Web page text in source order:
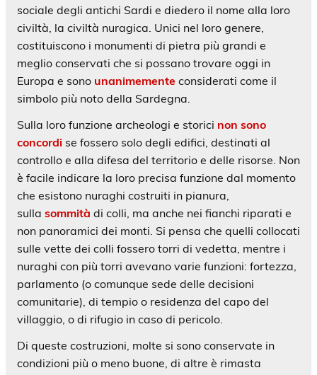
sociale degli antichi Sardi e diedero il nome alla loro
civiltà, la civiltà nuragica. Unici nel loro genere,
costituiscono i monumenti di pietra più grandi e
meglio conservati che si possano trovare oggi in
Europa e sono unanimemente considerati come il
simbolo più noto della Sardegna.
Sulla loro funzione archeologi e storici non sono
concordi se fossero solo degli edifici, destinati al
controllo e alla difesa del territorio e delle risorse. Non
è facile indicare la loro precisa funzione dal momento
che esistono nuraghi costruiti in pianura,
sulla sommità di colli, ma anche nei fianchi riparati e
non panoramici dei monti. Si pensa che quelli collocati
sulle vette dei colli fossero torri di vedetta, mentre i
nuraghi con più torri avevano varie funzioni: fortezza,
parlamento (o comunque sede delle decisioni
comunitarie), di tempio o residenza del capo del
villaggio, o di rifugio in caso di pericolo.
Di queste costruzioni, molte si sono conservate in
condizioni più o meno buone, di altre è rimasta